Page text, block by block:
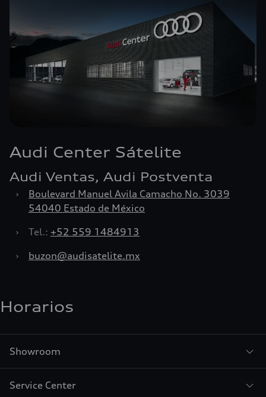
Audi Center Sátelite
Audi Ventas, Audi Postventa
›
Boulevard Manuel Avila Camacho No. 3039
54040 Estado de México
›
Tel.: +52 559 1484913
›
buzon@audisatelite.mx
Horarios
Showroom
Service Center